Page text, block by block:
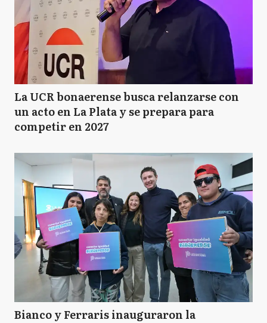
La UCR bonaerense busca relanzarse con
un acto en La Plata y se prepara para
competir en 2027
Bianco y Ferraris inauguraron la